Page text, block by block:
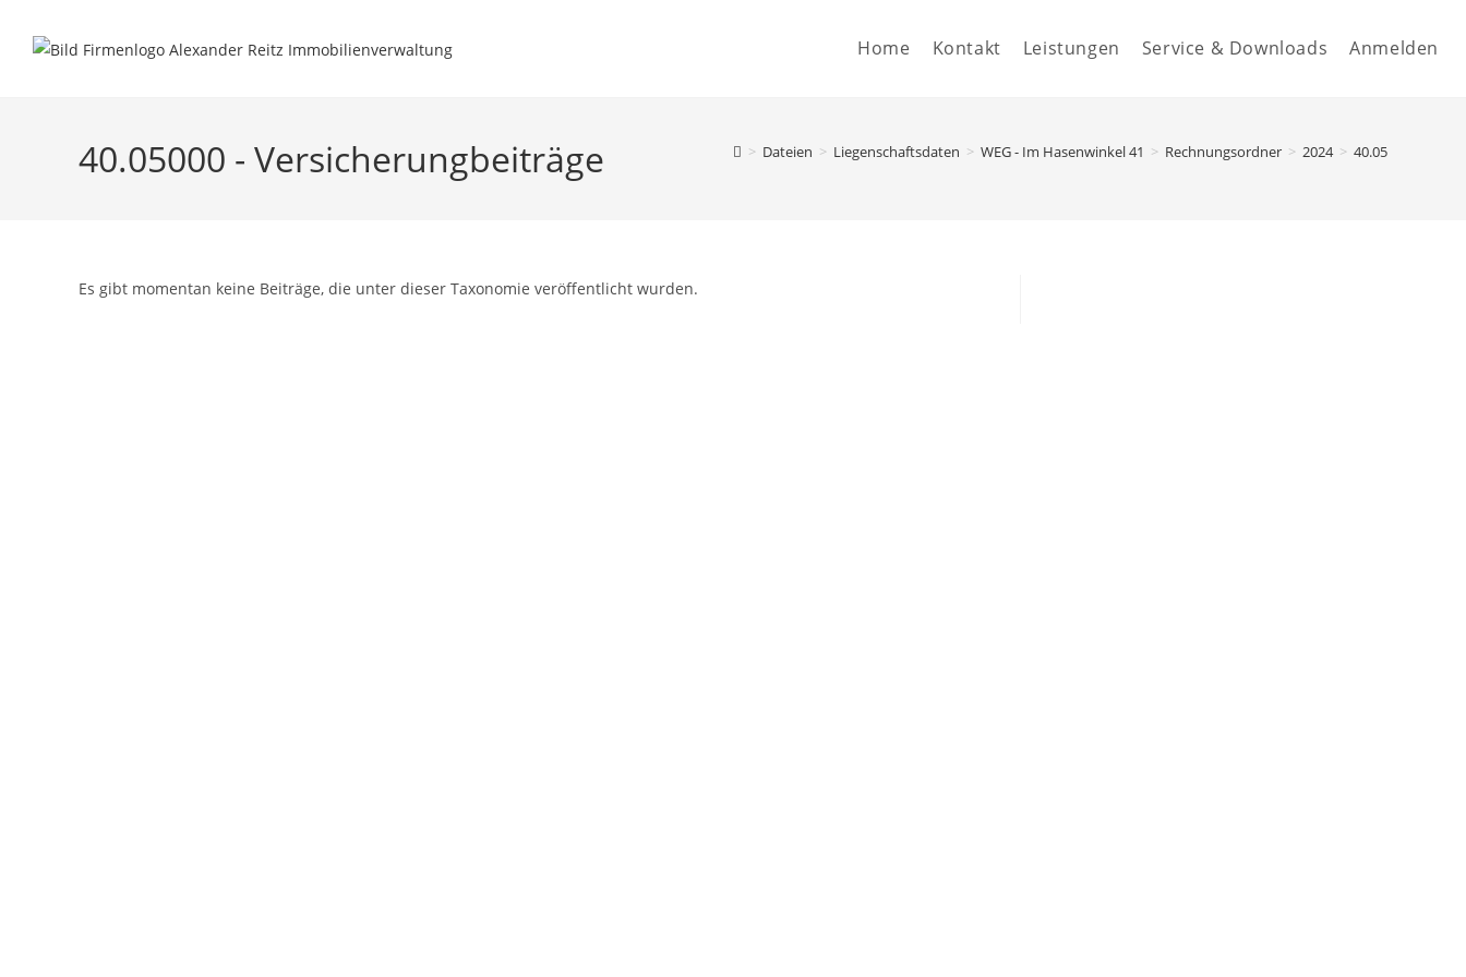
Inhalt
Home Kontakt Leistungen Service & Downloads Anmelden
40.05000 - Versicherungbeiträge > Dateien > Liegenschaftsdaten > WEG - Im Hasenwinkel 41 > Rechnungsordner > 2024 > 40.05000 -
Es gibt momentan keine Beiträge, die unter dieser Taxonomie veröffentlicht wurden.